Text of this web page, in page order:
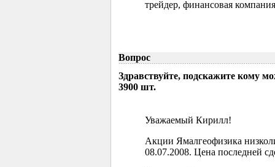
трейдер, финансовая
Вопрос
Здравствуйте, подскажите кому
3900 шт.
Уважаемый Кирилл!
Акции Ямалгеофизика
08.07.2008. Цена последней